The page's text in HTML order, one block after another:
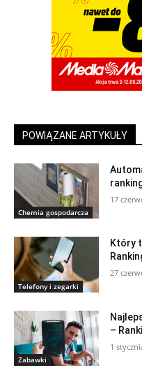
POWIĄZANE ARTYKUŁY
Chemia gospodarcza
17
Telefony i zegarki
Który
27
Zabawki
–
1